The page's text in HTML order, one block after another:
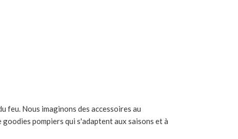
feu. Nous imaginons des accessoires au
pompiers qui s'adaptent aux saisons et à